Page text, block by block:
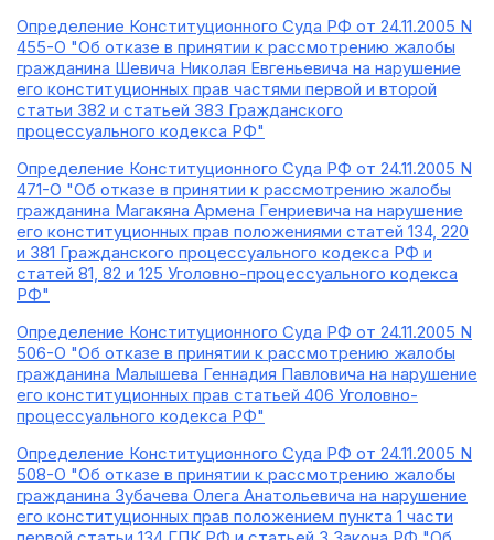
Определение Конституционного Суда РФ от 24.11.2005 N
455-О "Об отказе в принятии к рассмотрению жалобы
гражданина Шевича Николая Евгеньевича на нарушение
его конституционных прав частями первой и второй
статьи 382 и статьей 383 Гражданского
процессуального кодекса РФ"
Определение Конституционного Суда РФ от 24.11.2005 N
471-О "Об отказе в принятии к рассмотрению жалобы
гражданина Магакяна Армена Генриевича на нарушение
его конституционных прав положениями статей 134, 220
и 381 Гражданского процессуального кодекса РФ и
статей 81, 82 и 125 Уголовно-процессуального кодекса
РФ"
Определение Конституционного Суда РФ от 24.11.2005 N
506-О "Об отказе в принятии к рассмотрению жалобы
гражданина Малышева Геннадия Павловича на нарушение
его конституционных прав статьей 406 Уголовно-
процессуального кодекса РФ"
Определение Конституционного Суда РФ от 24.11.2005 N
508-О "Об отказе в принятии к рассмотрению жалобы
гражданина Зубачева Олега Анатольевича на нарушение
его конституционных прав положением пункта 1 части